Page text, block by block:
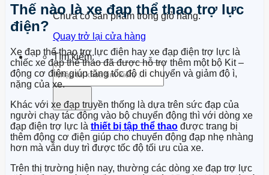
Chưa có sản phẩm trong giỏ hàng.
Quay trở lại cửa hàng
Tìm kiếm:
Thế nào là xe đạp thể thao trợ lực
điện?
Xe đạp thể thao trợ lực điện hay xe đạp điện trợ lực là
chiếc xe đạp thể thao đã được hỗ trợ thêm một bộ Kit –
động cơ điện giúp tăng tốc độ di chuyển và giảm độ ì,
nặng của xe.
Khác với xe đạp truyền thống là dựa trên sức đạp của
người chạy tác động vào bộ chuyển động thì với dòng xe
đạp điện trợ lực là thiết bị tập thể thao được trang bị
thêm động cơ điện giúp cho chuyển động đạp nhẹ nhàng
hơn mà vẫn duy trì được tốc độ tối ưu của xe.
Trên thị trường hiện nay, thường các dòng xe đạp trợ lực